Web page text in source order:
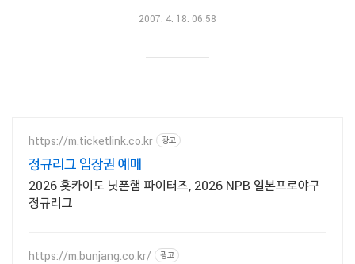
2007. 4. 18. 06:58
https://m.ticketlink.co.kr 광고
정규리그 입장권 예매
2026 홋카이도 닛폰햄 파이터즈, 2026 NPB 일본프로야구
정규리그
https://m.bunjang.co.kr/ 광고